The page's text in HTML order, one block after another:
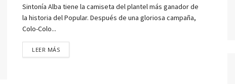
Sintonía Alba tiene la camiseta del plantel más ganador de
la historia del Popular. Después de una gloriosa campaña,
Colo-Colo...
LEER MÁS